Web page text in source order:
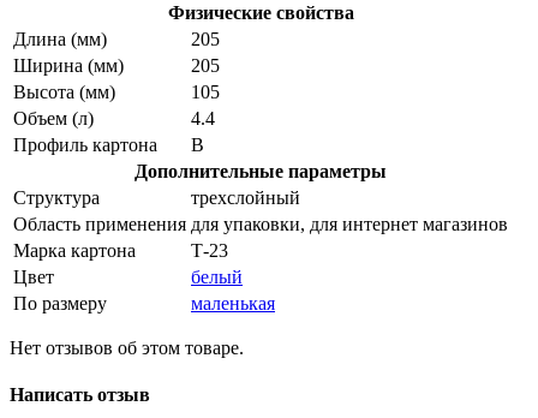
Физические свойства
Длина (мм)
205
Ширина (мм)
205
Высота (мм)
105
Объем (л)
4.4
Профиль картона
В
Дополнительные параметры
Структура
трехслойный
Область применения для упаковки, для интернет магазинов
Марка картона
Т-23
Цвет
белый
По размеру
маленькая
Нет отзывов об этом товаре.
Написать отзыв